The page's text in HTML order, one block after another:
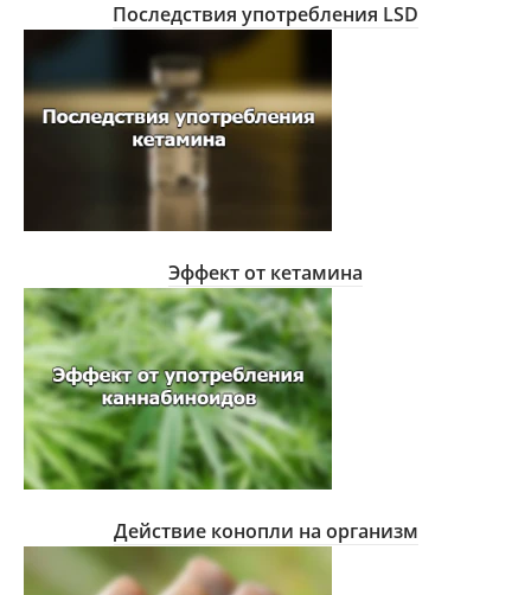
Последствия употребления LSD
Эффект от кетамина
Действие конопли на организм